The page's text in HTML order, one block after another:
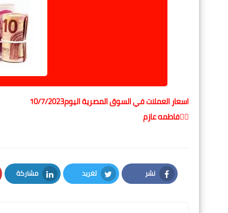
اسعار العملات في السوق المصرية اليوم10/7/2023
✍🏻فاطمه عازم
نشر
Facebook
تغريد
Twitter
مشاركة
LinkedIn